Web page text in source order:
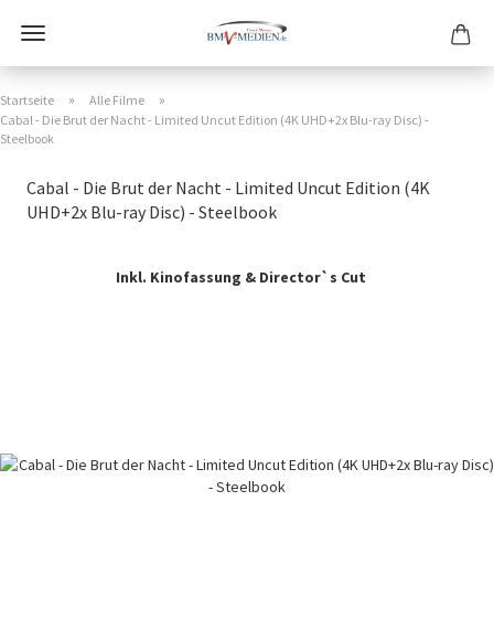
Startseite » Alle Filme »
Cabal - Die Brut der Nacht - Limited Uncut Edition (4K UHD+2x Blu-ray Disc) -
Steelbook
Cabal - Die Brut der Nacht - Limited Uncut Edition (4K
UHD+2x Blu-ray Disc) - Steelbook
Inkl. Kinofassung & Director`s Cut